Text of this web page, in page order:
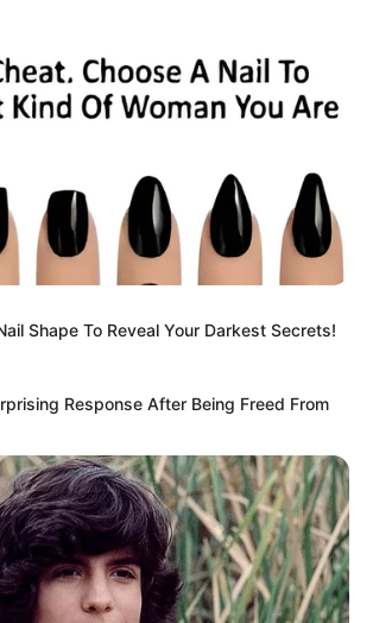
Movie Yet
Shape To Reveal Your Darkest Secrets!
Response After Being Freed From